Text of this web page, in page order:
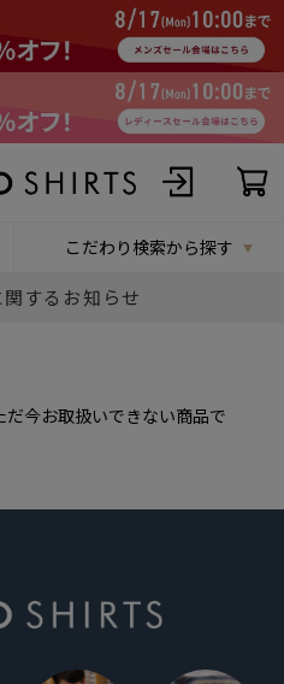
こだわり検索から探す
するお知らせ
今お取扱いできない商品で